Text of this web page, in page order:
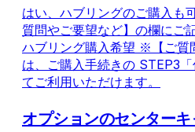
はい、ハブリングのご購入も
質問やご要望など】の欄にご
ハブリング購入希望 ※【ご質
は、ご購入手続きの STEP3
てご利用いただけます。
オプションのセンター